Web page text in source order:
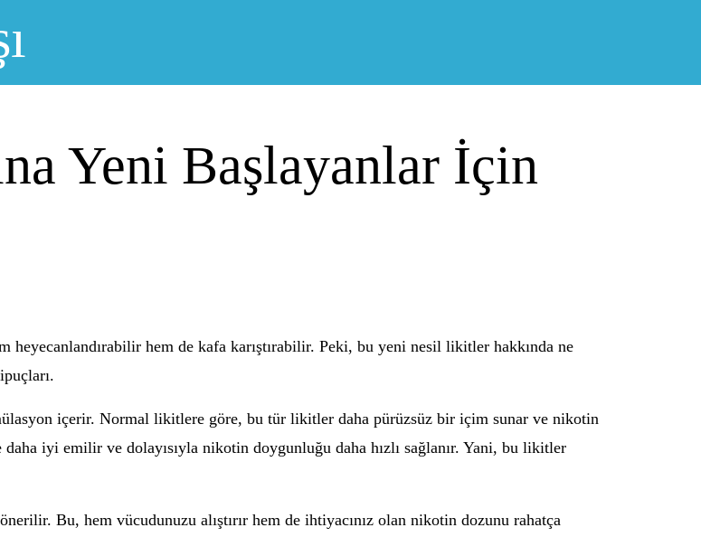
Yeni Başlayanlar İçin
hem de kafa karıştırabilir. Peki, bu yeni nesil likitler hakkında ne
içerir. Normal likitlere göre, bu tür likitler daha pürüzsüz bir içim sunar ve nikotin
iyi emilir ve dolayısıyla nikotin doygunluğu daha hızlı sağlanır. Yani, bu likitler
Bu, hem vücudunuzu alıştırır hem de ihtiyacınız olan nikotin dozunu rahatça